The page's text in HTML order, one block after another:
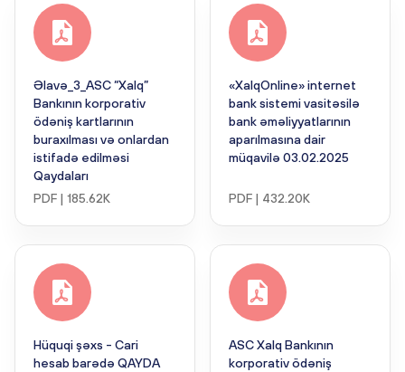
Əlavə_3_ASC “Xalq”
Bankının korporativ
ödəniş kartlarının
buraxılması və onlardan
istifadə edilməsi
Qaydaları
PDF | 185.62K
«XalqOnline» internet
bank sistemi vasitəsilə
bank əməliyyatlarının
aparılmasına dair
müqavilə 03.02.2025
PDF | 432.20K
Hüquqi şəxs - Cari
hesab barədə QAYDA
ASC Xalq Bankının
korporativ ödəniş